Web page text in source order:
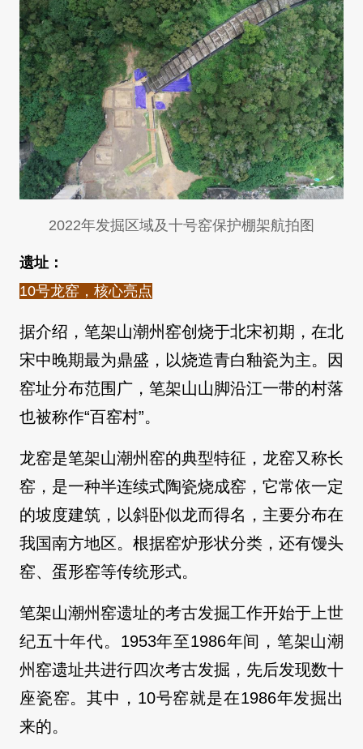
2022年发掘区域及十号窑保护棚架航拍图
遗址：
10号龙窑，核心亮点
据介绍，笔架山潮州窑创烧于北宋初期，在北
宋中晚期最为鼎盛，以烧造青白釉瓷为主。因
窑址分布范围广，笔架山山脚沿江一带的村落
也被称作“百窑村”。
龙窑是笔架山潮州窑的典型特征，龙窑又称长
窑，是一种半连续式陶瓷烧成窑，它常依一定
的坡度建筑，以斜卧似龙而得名，主要分布在
我国南方地区。根据窑炉形状分类，还有馒头
窑、蛋形窑等传统形式。
笔架山潮州窑遗址的考古发掘工作开始于上世
纪五十年代。1953年至1986年间，笔架山潮
州窑遗址共进行四次考古发掘，先后发现数十
座瓷窑。其中，10号窑就是在1986年发掘出
来的。